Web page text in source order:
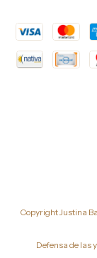
Copyright Justina
Defensa de las